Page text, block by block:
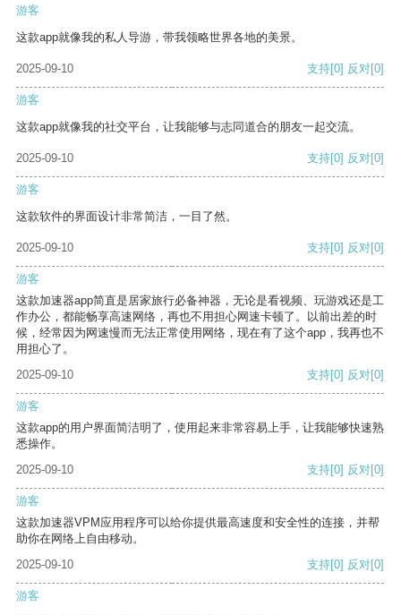
游客
这款app就像我的私人导游，带我领略世界各地的美景。
2025-09-10 支持[0] 反对[0]
游客
这款app就像我的社交平台，让我能够与志同道合的朋友一起交流。
2025-09-10 支持[0] 反对[0]
游客
这款软件的界面设计非常简洁，一目了然。
2025-09-10 支持[0] 反对[0]
游客
这款加速器app简直是居家旅行必备神器，无论是看视频、玩游戏还是工
作办公，都能畅享高速网络，再也不用担心网速卡顿了。以前出差的时
候，经常因为网速慢而无法正常使用网络，现在有了这个app，我再也不
用担心了。
2025-09-10
支持[0] 反对[0]
游客
这款app的用户界面简洁明了，使用起来非常容易上手，让我能够快速熟
悉操作。
2025-09-10
支持[0] 反对[0]
游客
这款加速器VPM应用程序可以给你提供最高速度和安全性的连接，并帮
助你在网络上自由移动。
2025-09-10
支持[0] 反对[0]
游客